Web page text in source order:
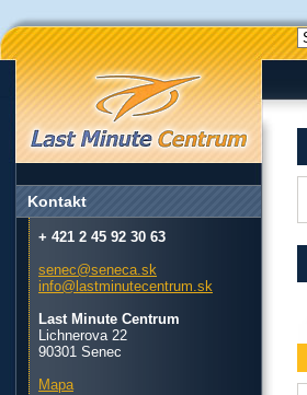
Kontakt
+ 421 2 45 92 30 63
senec@seneca.sk
info@lastminutecentrum.sk
Last Minute Centrum
Lichnerova 22
90301 Senec
Mapa